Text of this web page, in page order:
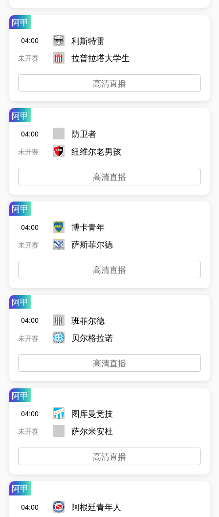
阿甲
04:00
未开赛
利斯特雷
拉普拉塔大学生
高清直播
阿甲
04:00
未开赛
防卫者
纽维尔老男孩
高清直播
阿甲
04:00
未开赛
博卡青年
萨斯菲尔德
高清直播
阿甲
04:00
未开赛
班菲尔德
贝尔格拉诺
高清直播
阿甲
04:00
未开赛
图库曼竞技
萨尔米安杜
高清直播
阿甲
04:00 阿根廷青年人